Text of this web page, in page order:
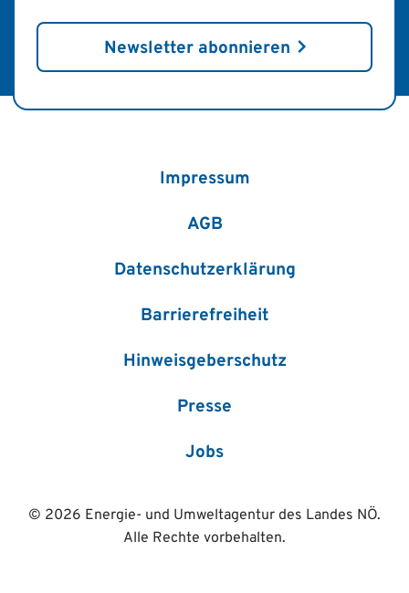
Newsletter abonnieren
Impressum
AGB
Datenschutzerklärung
Barrierefreiheit
Hinweisgeberschutz
Presse
Jobs
© 2026 Energie- und Umweltagentur des Landes NÖ.
Alle Rechte vorbehalten.